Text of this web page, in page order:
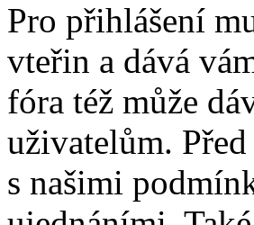
Pro přihlášení
vteřin a dává
fóra též může
uživatelům.
s našimi